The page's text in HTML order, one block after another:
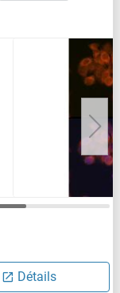
Détails